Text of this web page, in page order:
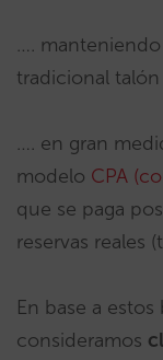
….
tradicional
…. en gran
modelo CPA
que se paga
reservas reales
En base a
consideramos